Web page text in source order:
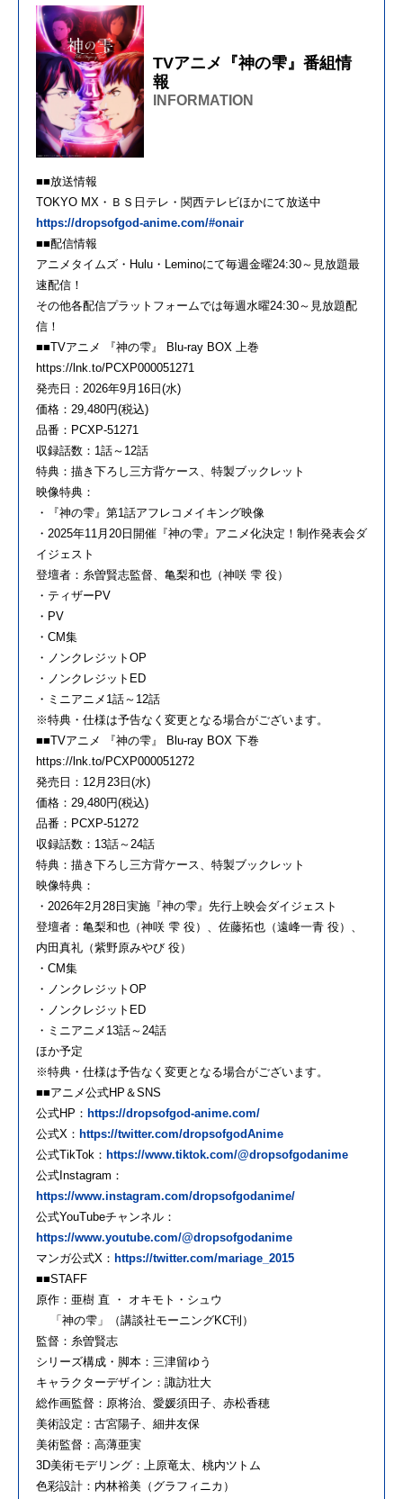
TVアニメ『神の雫』番組情
報
INFORMATION
■■放送情報
TOKYO MX・ＢＳ日テレ・関西テレビほかにて放送中
https://dropsofgod-anime.com/#onair
■■配信情報
アニメタイムズ・Hulu・Leminoにて毎週金曜24:30～見放題最
速配信！
その他各配信プラットフォームでは毎週水曜24:30～見放題配
信！
■■TVアニメ 『神の雫』 Blu-ray BOX 上巻
https://lnk.to/PCXP000051271
発売日：2026年9月16日(水)
価格：29,480円(税込)
品番：PCXP-51271
収録話数：1話～12話
特典：描き下ろし三方背ケース、特製ブックレット
映像特典：
・『神の雫』第1話アフレコメイキング映像
・2025年11月20日開催『神の雫』アニメ化決定！制作発表会ダ
イジェスト
登壇者：糸曽賢志監督、亀梨和也（神咲 雫 役）
・ティザーPV
・PV
・CM集
・ノンクレジットOP
・ノンクレジットED
・ミニアニメ1話～12話
※特典・仕様は予告なく変更となる場合がございます。
■■TVアニメ 『神の雫』 Blu-ray BOX 下巻
https://lnk.to/PCXP000051272
発売日：12月23日(水)
価格：29,480円(税込)
品番：PCXP-51272
収録話数：13話～24話
特典：描き下ろし三方背ケース、特製ブックレット
映像特典：
・2026年2月28日実施『神の雫』先行上映会ダイジェスト
登壇者：亀梨和也（神咲 雫 役）、佐藤拓也（遠峰一青 役）、
内田真礼（紫野原みやび 役）
・CM集
・ノンクレジットOP
・ノンクレジットED
・ミニアニメ13話～24話
ほか予定
※特典・仕様は予告なく変更となる場合がございます。
■■アニメ公式HP＆SNS
公式HP： https://dropsofgod-anime.com/
公式X： https://twitter.com/dropsofgodAnime
公式TikTok： https://www.tiktok.com/@dropsofgodanime
公式Instagram：
https://www.instagram.com/dropsofgodanime/
公式YouTubeチャンネル：
https://www.youtube.com/@dropsofgodanime
マンガ公式X： https://twitter.com/mariage_2015
■■STAFF
原作：亜樹 直 ・ オキモト・シュウ
「神の雫」（講談社モーニングKC刊）
監督：糸曽賢志
シリーズ構成・脚本：三津留ゆう
キャラクターデザイン：諏訪壮大
総作画監督：原将治、愛媛須田子、赤松香穂
美術設定：古宮陽子、細井友保
美術監督：高薄亜実
3D美術モデリング：上原竜太、桃内ツトム
色彩設計：内林裕美（グラフィニカ）